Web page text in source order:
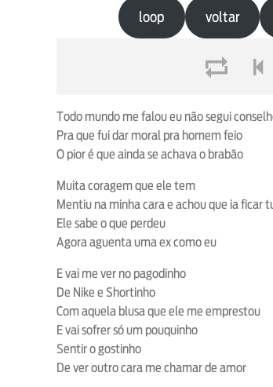
loop voltar
Todo mundo me falou eu não segui
Pra que fui dar moral pra homem feio
O pior é que ainda se achava o brabão
Muita coragem que ele tem
Mentiu na minha cara e achou que ia ficar
Ele sabe o que perdeu
Agora aguenta uma ex como eu
E vai me ver no pagodinho
De Nike e Shortinho
Com aquela blusa que ele me emprestou
E vai sofrer só um pouquinho
Sentir o gostinho
De ver outro cara me chamar de amor